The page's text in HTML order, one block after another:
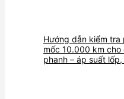
Hướng dẫn kiểm tra
mốc 10.000 km cho
phanh – áp suất